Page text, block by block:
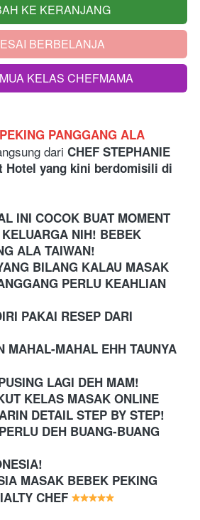
KE KERANJANG
BERBELANJA
KELAS CHEFMAMA
PANGGANG ALA
dari CHEF STEPHANIE
Hotel yang kini berdomisili di
INI COCOK BUAT MOMENT
NIH! BEBEK
ALA TAIWAN!
BILANG KALAU MASAK
PERLU KEAHLIAN
PAKAI RESEP DARI
MAHAL-MAHAL EHH TAUNYA
LAGI DEH MAM!
KELAS MASAK ONLINE
DETAIL STEP BY STEP!
DEH BUANG-BUANG
MASAK BEBEK PEKING
CHEF